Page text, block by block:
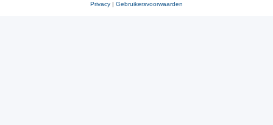
Privacy | Gebruikersvoorwaarden